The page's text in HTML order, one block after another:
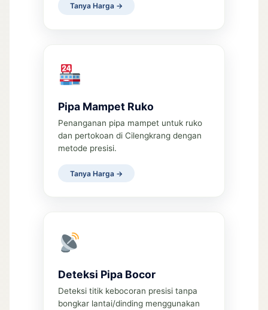
Tanya Harga →
Pipa Mampet Ruko
Penanganan pipa mampet untuk ruko
dan pertokoan di Cilengkrang dengan
metode presisi.
Tanya Harga →
Deteksi Pipa Bocor
Deteksi titik kebocoran presisi tanpa
bongkar lantai/dinding menggunakan